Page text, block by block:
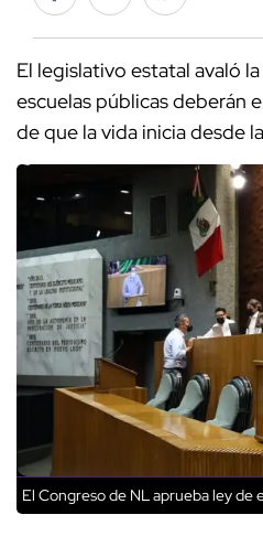
El legislativo estatal avaló
escuelas públicas deberán
de que la vida inicia desde
El Congreso de NL aprueba ley de